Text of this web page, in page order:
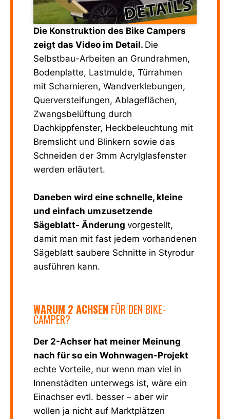
Die Konstruktion des Bike Campers
zeigt das Video im Detail. Die
Selbstbau-Arbeiten an Grundrahmen,
Bodenplatte, Lastmulde, Türrahmen
mit Scharnieren, Wandverklebungen,
Querversteifungen, Ablageflächen,
Zwangsbelüftung durch
Dachkippfenster, Heckbeleuchtung mit
Bremslicht und Blinkern sowie das
Schneiden der 3mm Acrylglasfenster
werden erläutert.
Daneben wird eine schnelle, kleine
und einfach umzusetzende
Sägeblatt- Änderung vorgestellt,
damit man mit fast jedem vorhandenen
Sägeblatt saubere Schnitte in Styrodur
ausführen kann.
WARUM 2 ACHSEN FÜR DEN BIKE-
CAMPER?
Der 2-Achser hat meiner Meinung
nach für so ein Wohnwagen-Projekt
echte Vorteile, nur wenn man viel in
Innenstädten unterwegs ist, wäre ein
Einachser evtl. besser – aber wir
wollen ja nicht auf Marktplätzen